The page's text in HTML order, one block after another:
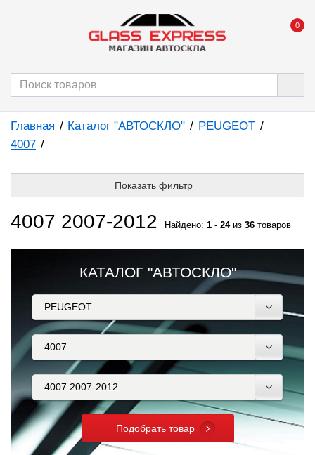
0
Главная Каталог "АВТОСКЛО"
PEUGEOT
4007
Показать фильтр
4007 2007-2012 Найдено: 1 - 24из 36 товаров
КАТАЛОГ "АВТОСКЛО"
Подобрать товар